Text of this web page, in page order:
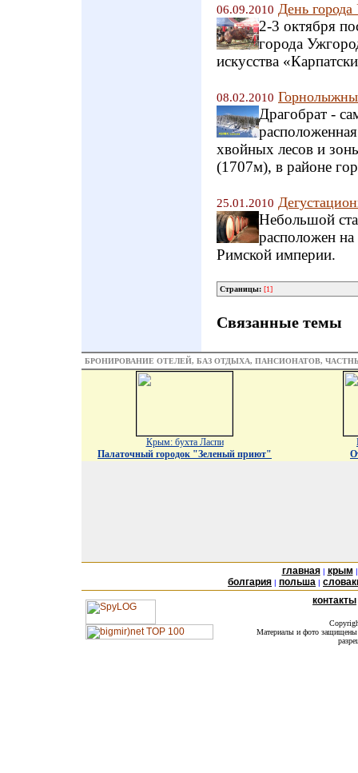
06.09.2010 День
2-3 октября
города
искусства
08.02.2010
Драгобрат -
хвойных лесов и
(1707м), в районе
25.01.2010
Небольшой
расположен на
Римской империи.
Страницы: [1]
Связанные темы
БРОНИРОВАНИЕ ОТЕЛЕЙ, БАЗ ОТДЫХА, ПАНСИОНАТОВ,
Крым: бухта Ласпи
Палаточный городок "Зеленый приют"
главная| крым
болгария | польша |
контакты
Материалы и фото защищены